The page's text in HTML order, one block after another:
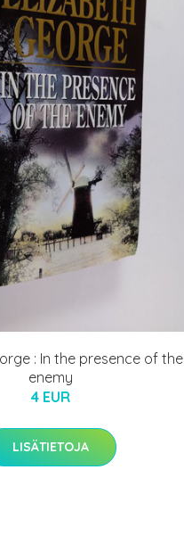
: In the presence of the
enemy
4 EUR
LISÄTIETOJA